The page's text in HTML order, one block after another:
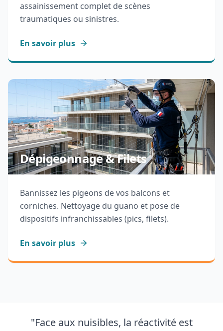
assainissement complet de scènes
traumatiques ou sinistres.
En savoir plus
Dépigeonnage & Filets
Bannissez les pigeons de vos balcons et
corniches. Nettoyage du guano et pose de
dispositifs infranchissables (pics, filets).
En savoir plus
"Face aux nuisibles, la réactivité est